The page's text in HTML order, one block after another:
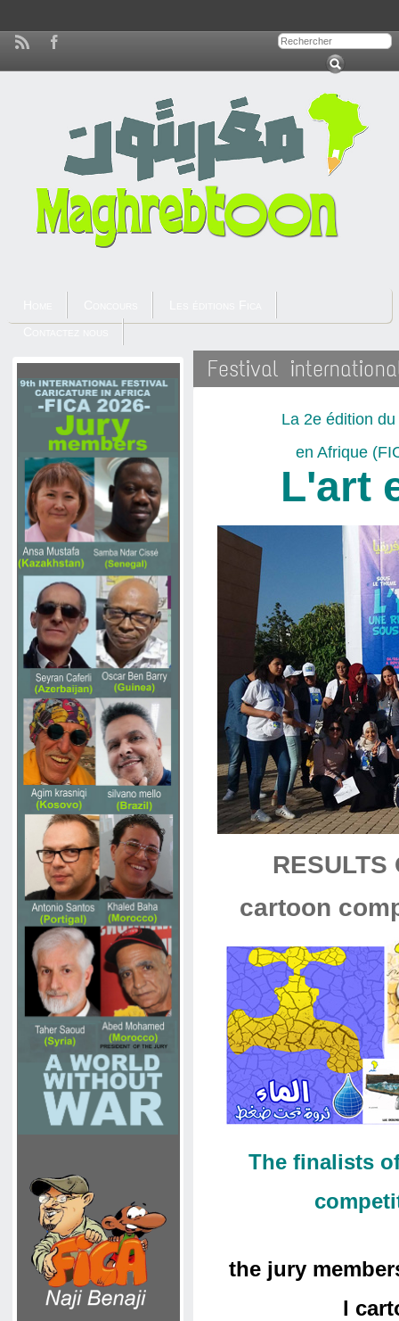
Festival
La 2e édition
en Afrique
L'art
cartoon
The finalists
the jury
l